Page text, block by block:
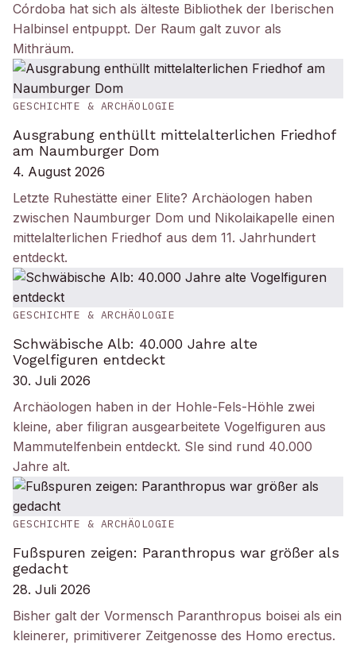
Córdoba hat sich als älteste Bibliothek der Iberischen
Halbinsel entpuppt. Der Raum galt zuvor als
Mithräum.
GESCHICHTE & ARCHÄOLOGIE
Ausgrabung enthüllt mittelalterlichen Friedhof
am Naumburger Dom
4. August 2026
Letzte Ruhestätte einer Elite? Archäologen haben
zwischen Naumburger Dom und Nikolaikapelle einen
mittelalterlichen Friedhof aus dem 11. Jahrhundert
entdeckt.
GESCHICHTE & ARCHÄOLOGIE
Schwäbische Alb: 40.000 Jahre alte
Vogelfiguren entdeckt
30. Juli 2026
Archäologen haben in der Hohle-Fels-Höhle zwei
kleine, aber filigran ausgearbeitete Vogelfiguren aus
Mammutelfenbein entdeckt. SIe sind rund 40.000
Jahre alt.
GESCHICHTE & ARCHÄOLOGIE
Fußspuren zeigen: Paranthropus war größer als
gedacht
28. Juli 2026
Bisher galt der Vormensch Paranthropus boisei als ein
kleinerer, primitiverer Zeitgenosse des Homo erectus.